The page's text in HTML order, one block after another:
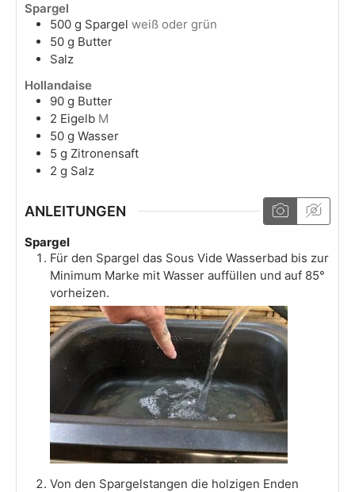
Spargel
500 g Spargel weiß oder grün
50 g Butter
Salz
Hollandaise
90 g Butter
2 Eigelb M
50 g Wasser
5 g Zitronensaft
2 g Salz
ANLEITUNGEN
Spargel
Für den Spargel das Sous Vide Wasserbad bis zur
Minimum Marke mit Wasser auffüllen und auf 85°
vorheizen.
Von den Spargelstangen die holzigen Enden